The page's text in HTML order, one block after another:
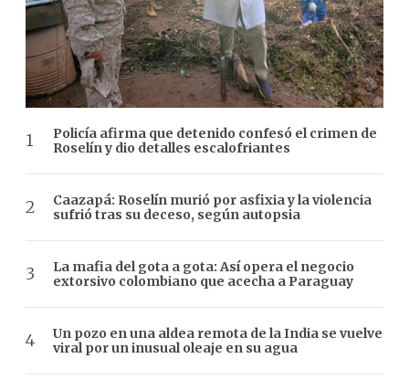
Policía afirma que detenido confesó el crimen de
Roselín y dio detalles escalofriantes
Caazapá: Roselín murió por asfixia y la violencia
sufrió tras su deceso, según autopsia
La mafia del gota a gota: Así opera el negocio
extorsivo colombiano que acecha a Paraguay
Un pozo en una aldea remota de la India se vuelve
viral por un inusual oleaje en su agua